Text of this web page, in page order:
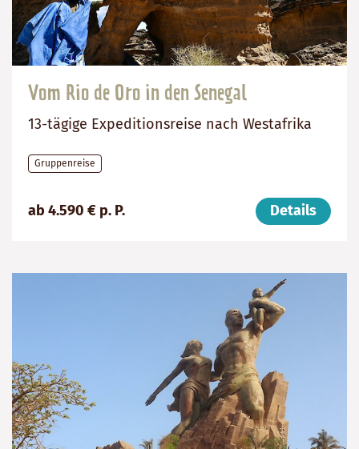
Vom Rio de Oro in den Senegal
13-tägige Expeditionsreise nach Westafrika
Gruppenreise
ab 4.590 € p. P. Details
(ab):
13
Senegal,